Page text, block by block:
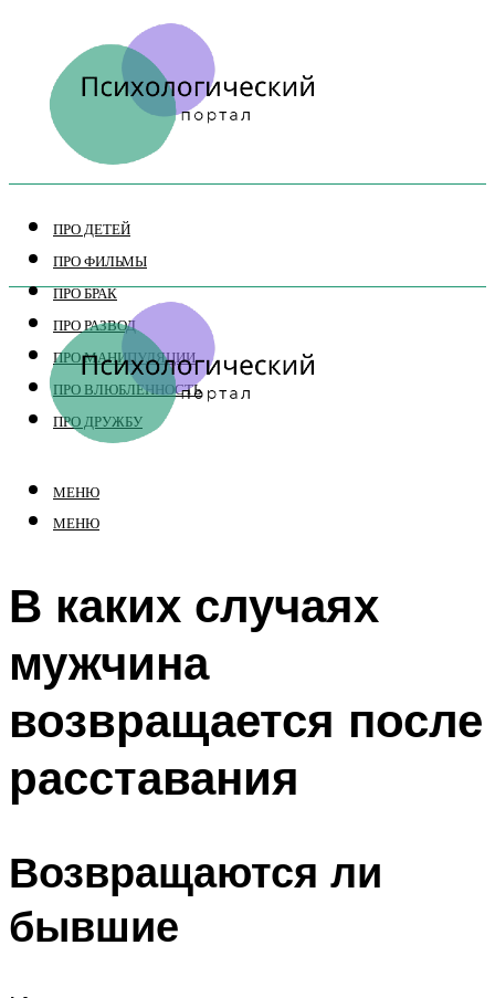
ПРО ДЕТЕЙ
ПРО ФИЛЬМЫ
ПРО БРАК
ПРО РАЗВОД
ПРО МАНИПУЛЯЦИИ
ПРО ВЛЮБЛЕННОСТЬ
ПРО ДРУЖБУ
МЕНЮ
МЕНЮ
В каких случаях
мужчина
возвращается после
расставания
Возвращаются ли
бывшие